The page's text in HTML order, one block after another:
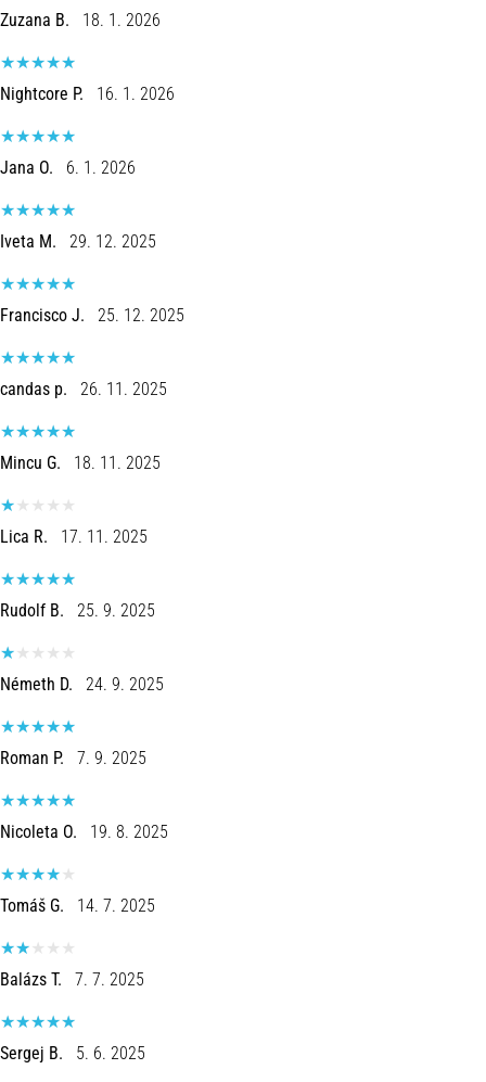
e
Que
benefícios
eles
trarão
7. 8. 2026
•
de
Corrida
Intervalado:
Aumente
Sua
Velocidade
Resistência!
O
intervalado
pode
resumido
em
frase:
dói,
vale
a
Que
benefícios
oferece,
quais
de…
Zuzana B. 18. 1. 2026
Nightcore P. 16. 1. 2026
Jana O. 6. 1. 2026
Iveta M. 29. 12. 2025
Francisco J. 25. 12. 2025
candas p. 26. 11. 2025
Mincu G. 18. 11. 2025
Lica R. 17. 11. 2025
Rudolf B. 25. 9. 2025
Németh D. 24. 9. 2025
Roman P. 7. 9. 2025
Nicoleta O. 19. 8. 2025
Tomáš G. 14. 7. 2025
Balázs T. 7. 7. 2025
Sergej B. 5. 6. 2025